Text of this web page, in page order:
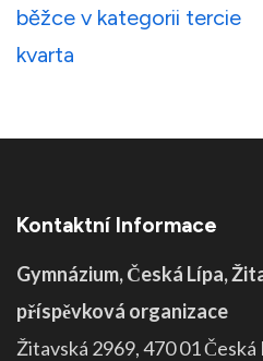
běžce v kategorii tercie
kvarta
Kontaktní Informace
Gymnázium, Česká Lípa,
příspěvková organizace
Žitavská 2969, 470 01 Česká